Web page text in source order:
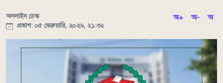
অনলাইন ডেস্ক
প্রকাশ: ০৫ ফেব্রুয়ারি, ২০২৬, ২১:৩২
অ+ অ- অ